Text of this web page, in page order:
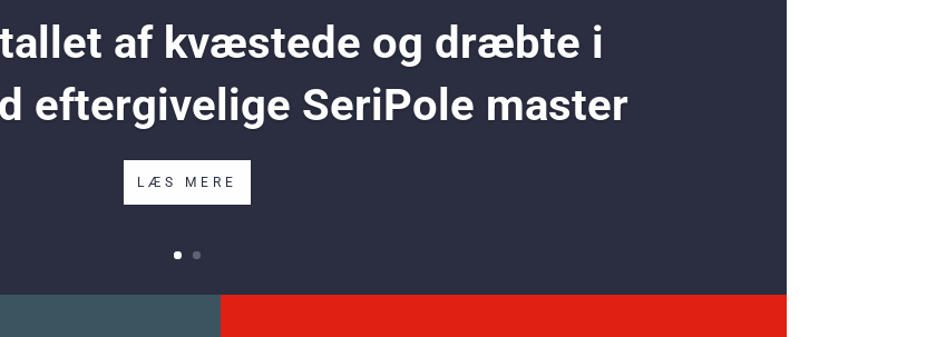
af kvæstede og dræbte i
eftergivelige SeriPole master
LÆS MERE